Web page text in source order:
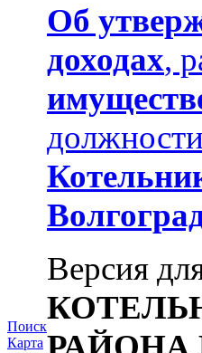
Поиск
Карта
Об
доходах,
Версия